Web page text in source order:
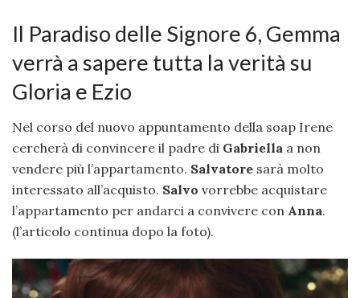
Il Paradiso delle Signore 6, Gemma
verrà a sapere tutta la verità su
Gloria e Ezio
Nel corso del nuovo appuntamento della soap Irene
cercherà di convincere il padre di Gabriella a non
vendere più l’appartamento. Salvatore sarà molto
interessato all’acquisto. Salvo vorrebbe acquistare
l’appartamento per andarci a convivere con Anna.
(l’articolo continua dopo la foto).